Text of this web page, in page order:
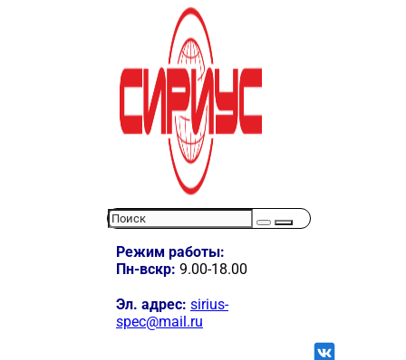
Режим работы:
Пн-вскр: 9.00-18.00
Эл. адрес: sirius-
spec@mail.ru